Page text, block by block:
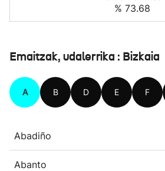
% 73.68
Emaitzak, udalerrika : Bizkaia
A B D E F
Abadiño
Abanto